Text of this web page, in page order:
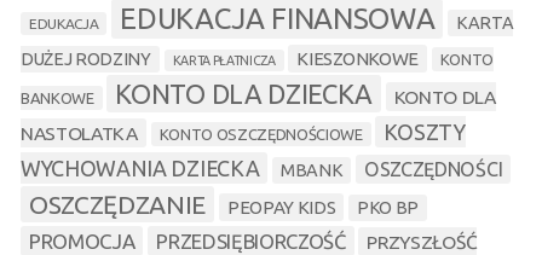
EDUKACJA EDUKACJA FINANSOWA
KARTA
DUŻEJ RODZINY
KARTA PŁATNICZA KIESZONKOWE KONTO
BANKOWE KONTO DLA DZIECKA
KONTO DLA
NASTOLATKA
KONTO OSZCZĘDNOŚCIOWE
KOSZTY
WYCHOWANIA DZIECKA
MBANK OSZCZĘDNOŚCI
OSZCZĘDZANIE PEOPAY KIDS PKO BP
PROMOCJA PRZEDSIĘBIORCZOŚĆ
PRZYSZŁOŚĆ